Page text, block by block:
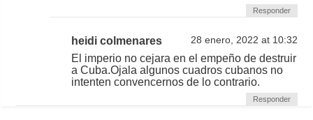
Responder
heidi colmenares 28 enero, 2022 at 10:32
El imperio no cejara en el empeño de destruir
a Cuba.Ojala algunos cuadros cubanos no
intenten convencernos de lo contrario.
Responder